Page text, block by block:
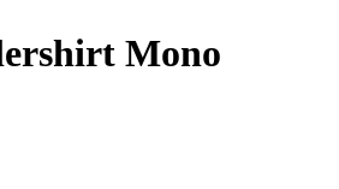
Mono